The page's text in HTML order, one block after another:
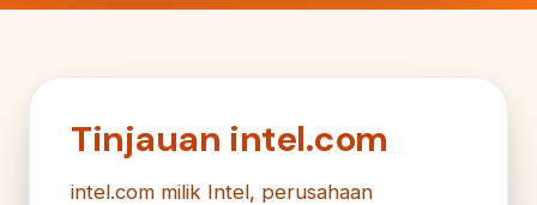
Tinjauan intel.com
intel.com milik Intel, perusahaan